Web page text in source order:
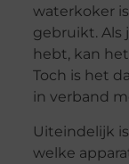
waterkoker
gebruikt. Als
hebt, kan
Toch is het
in verband
Uiteindelijk
welke